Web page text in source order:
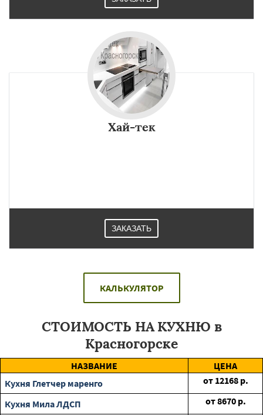
Хай-тек
ЗАКАЗАТЬ
КАЛЬКУЛЯТОР
СТОИМОСТЬ НА КУХНЮ в
Красногорске
НАЗВАНИЕ
ЦЕНА
Кухня Глетчер маренго
от 12168 р.
Кухня Мила ЛДСП
от8670 р.